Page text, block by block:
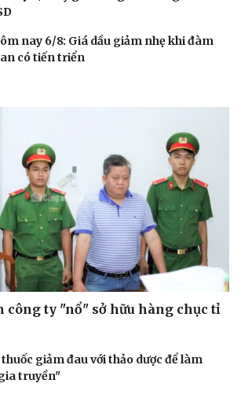
Podcast
Câu chuyện thời sự
nay 6/8: Giá dầu giảm nhẹ khi đàm
có tiến triển
công ty "nổ" sở hữu hàng chục tỉ
giảm đau với thảo dược để làm
truyền"